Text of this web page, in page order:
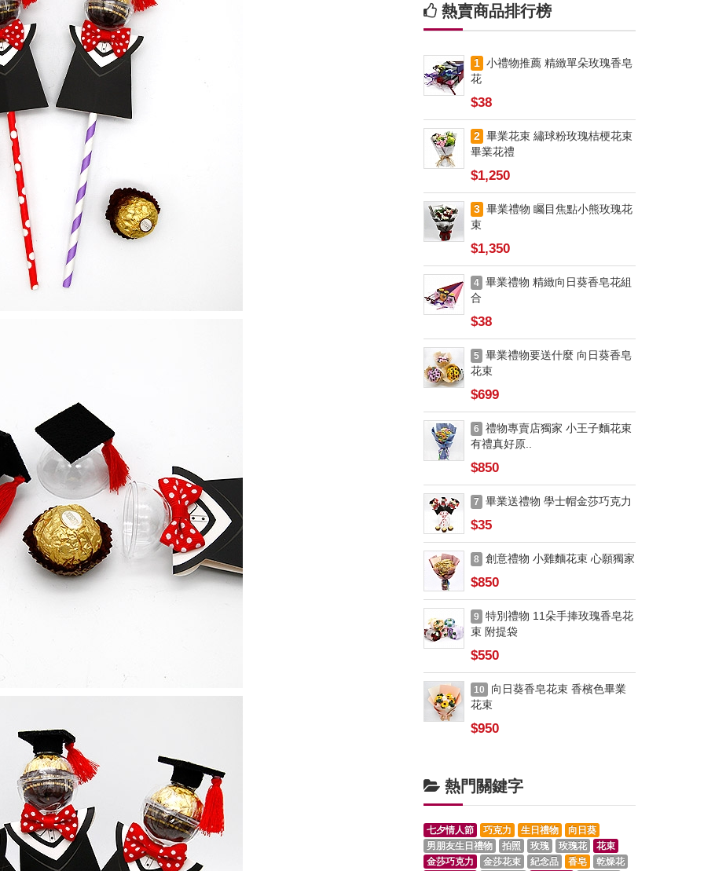
熱賣商品排行榜
1 小禮物推薦 精緻單朵玫瑰香皂
花
$38
2 畢業花束 繡球粉玫瑰桔梗花束
畢業花禮
$1,250
3 畢業禮物 矚目焦點小熊玫瑰花
束
$1,350
4 畢業禮物 精緻向日葵香皂花組
合
$38
5 畢業禮物要送什麼 向日葵香皂
花束
$699
6
禮物專賣店獨家 小王子麵花束
有禮真好原..
$850
7 畢業送禮物 學士帽金莎巧克力
$35
8 創意禮物 小雞麵花束 心願獨家
$850
9
特別禮物 11朵手捧玫瑰香皂花
束 附提袋
$550
10
向日葵香皂花束 香檳色畢業
花束
$950
熱門關鍵字
七夕情人節 巧克力 生日禮物
向日葵
男朋友生日禮物
拍照 玫瑰 玫瑰花
花束
金莎巧克力
金莎花束 紀念品 香皂
乾燥花